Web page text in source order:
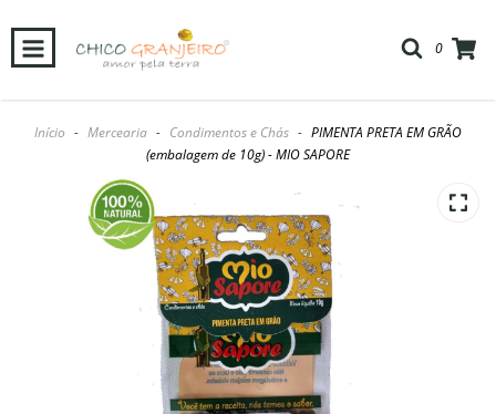
0
Início - Mercearia - Condimentos e Chás - PIMENTA PRETA EM GRÃO
(embalagem de 10g) - MIO SAPORE